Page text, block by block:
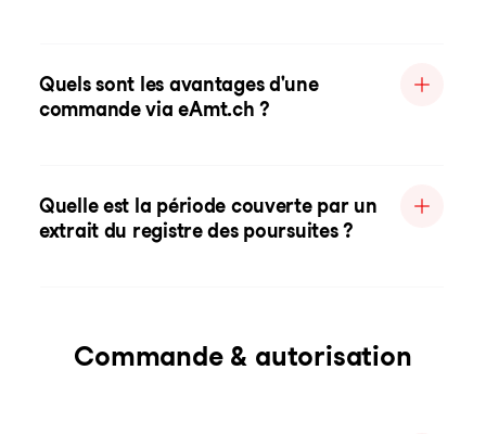
Quels sont les avantages d'une
commande via eAmt.ch ?
Quelle est la période couverte par un
extrait du registre des poursuites ?
Commande & autorisation